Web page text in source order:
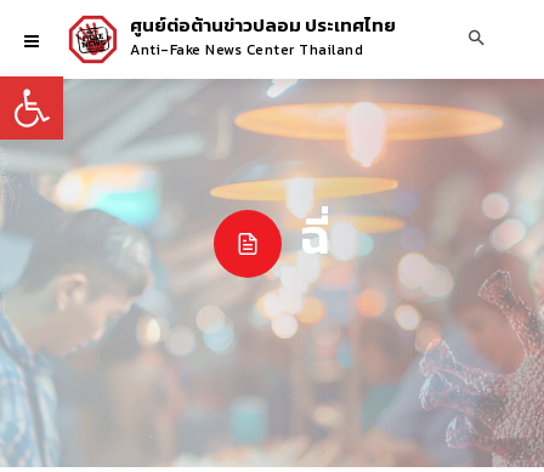
Open toolbar
ศูนย์ต่อต้านข่าวปลอม ประเทศไทย
Anti-Fake News Center Thailand
ฉี่